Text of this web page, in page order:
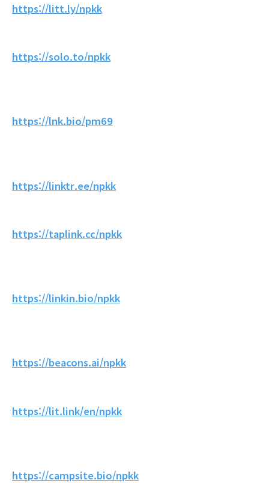
https://litt.ly/npkk
https://solo.to/npkk
https://lnk.bio/pm69
https://linktr.ee/npkk
https://taplink.cc/npkk
https://linkin.bio/npkk
https://beacons.ai/npkk
https://lit.link/en/npkk
https://campsite.bio/npkk